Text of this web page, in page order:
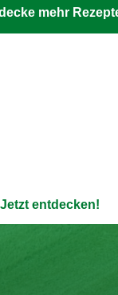
mehr
Verpackung -
Jetzt entdecken!